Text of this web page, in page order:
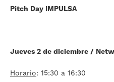
Pitch Day IMPULSA
Jueves 2 de diciembre /
Horario: 15:30 a 16:30